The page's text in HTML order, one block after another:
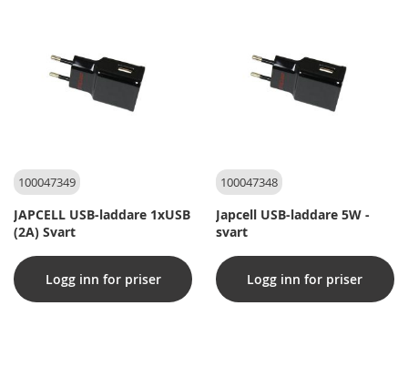
100047349
JAPCELL USB-laddare 1xUSB
(2A) Svart
Logg inn for priser
100047348
Japcell USB-laddare 5W -
svart
Logg inn for priser